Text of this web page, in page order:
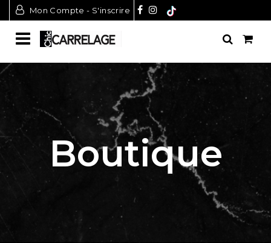
Mon Compte - S'inscrire
Boutique